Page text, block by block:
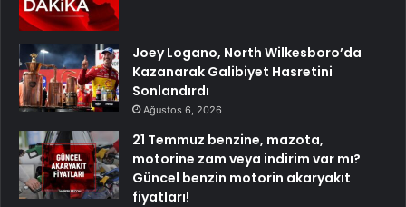
Joey Logano, North Wilkesboro’da
Kazanarak Galibiyet Hasretini
Sonlandırdı
Ağustos 6, 2026
21 Temmuz benzine, mazota,
motorine zam veya indirim var mı?
Güncel benzin motorin akaryakıt
fiyatları!